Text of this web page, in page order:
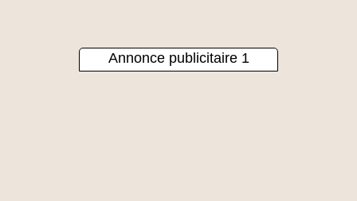
Annonce publicitaire 1